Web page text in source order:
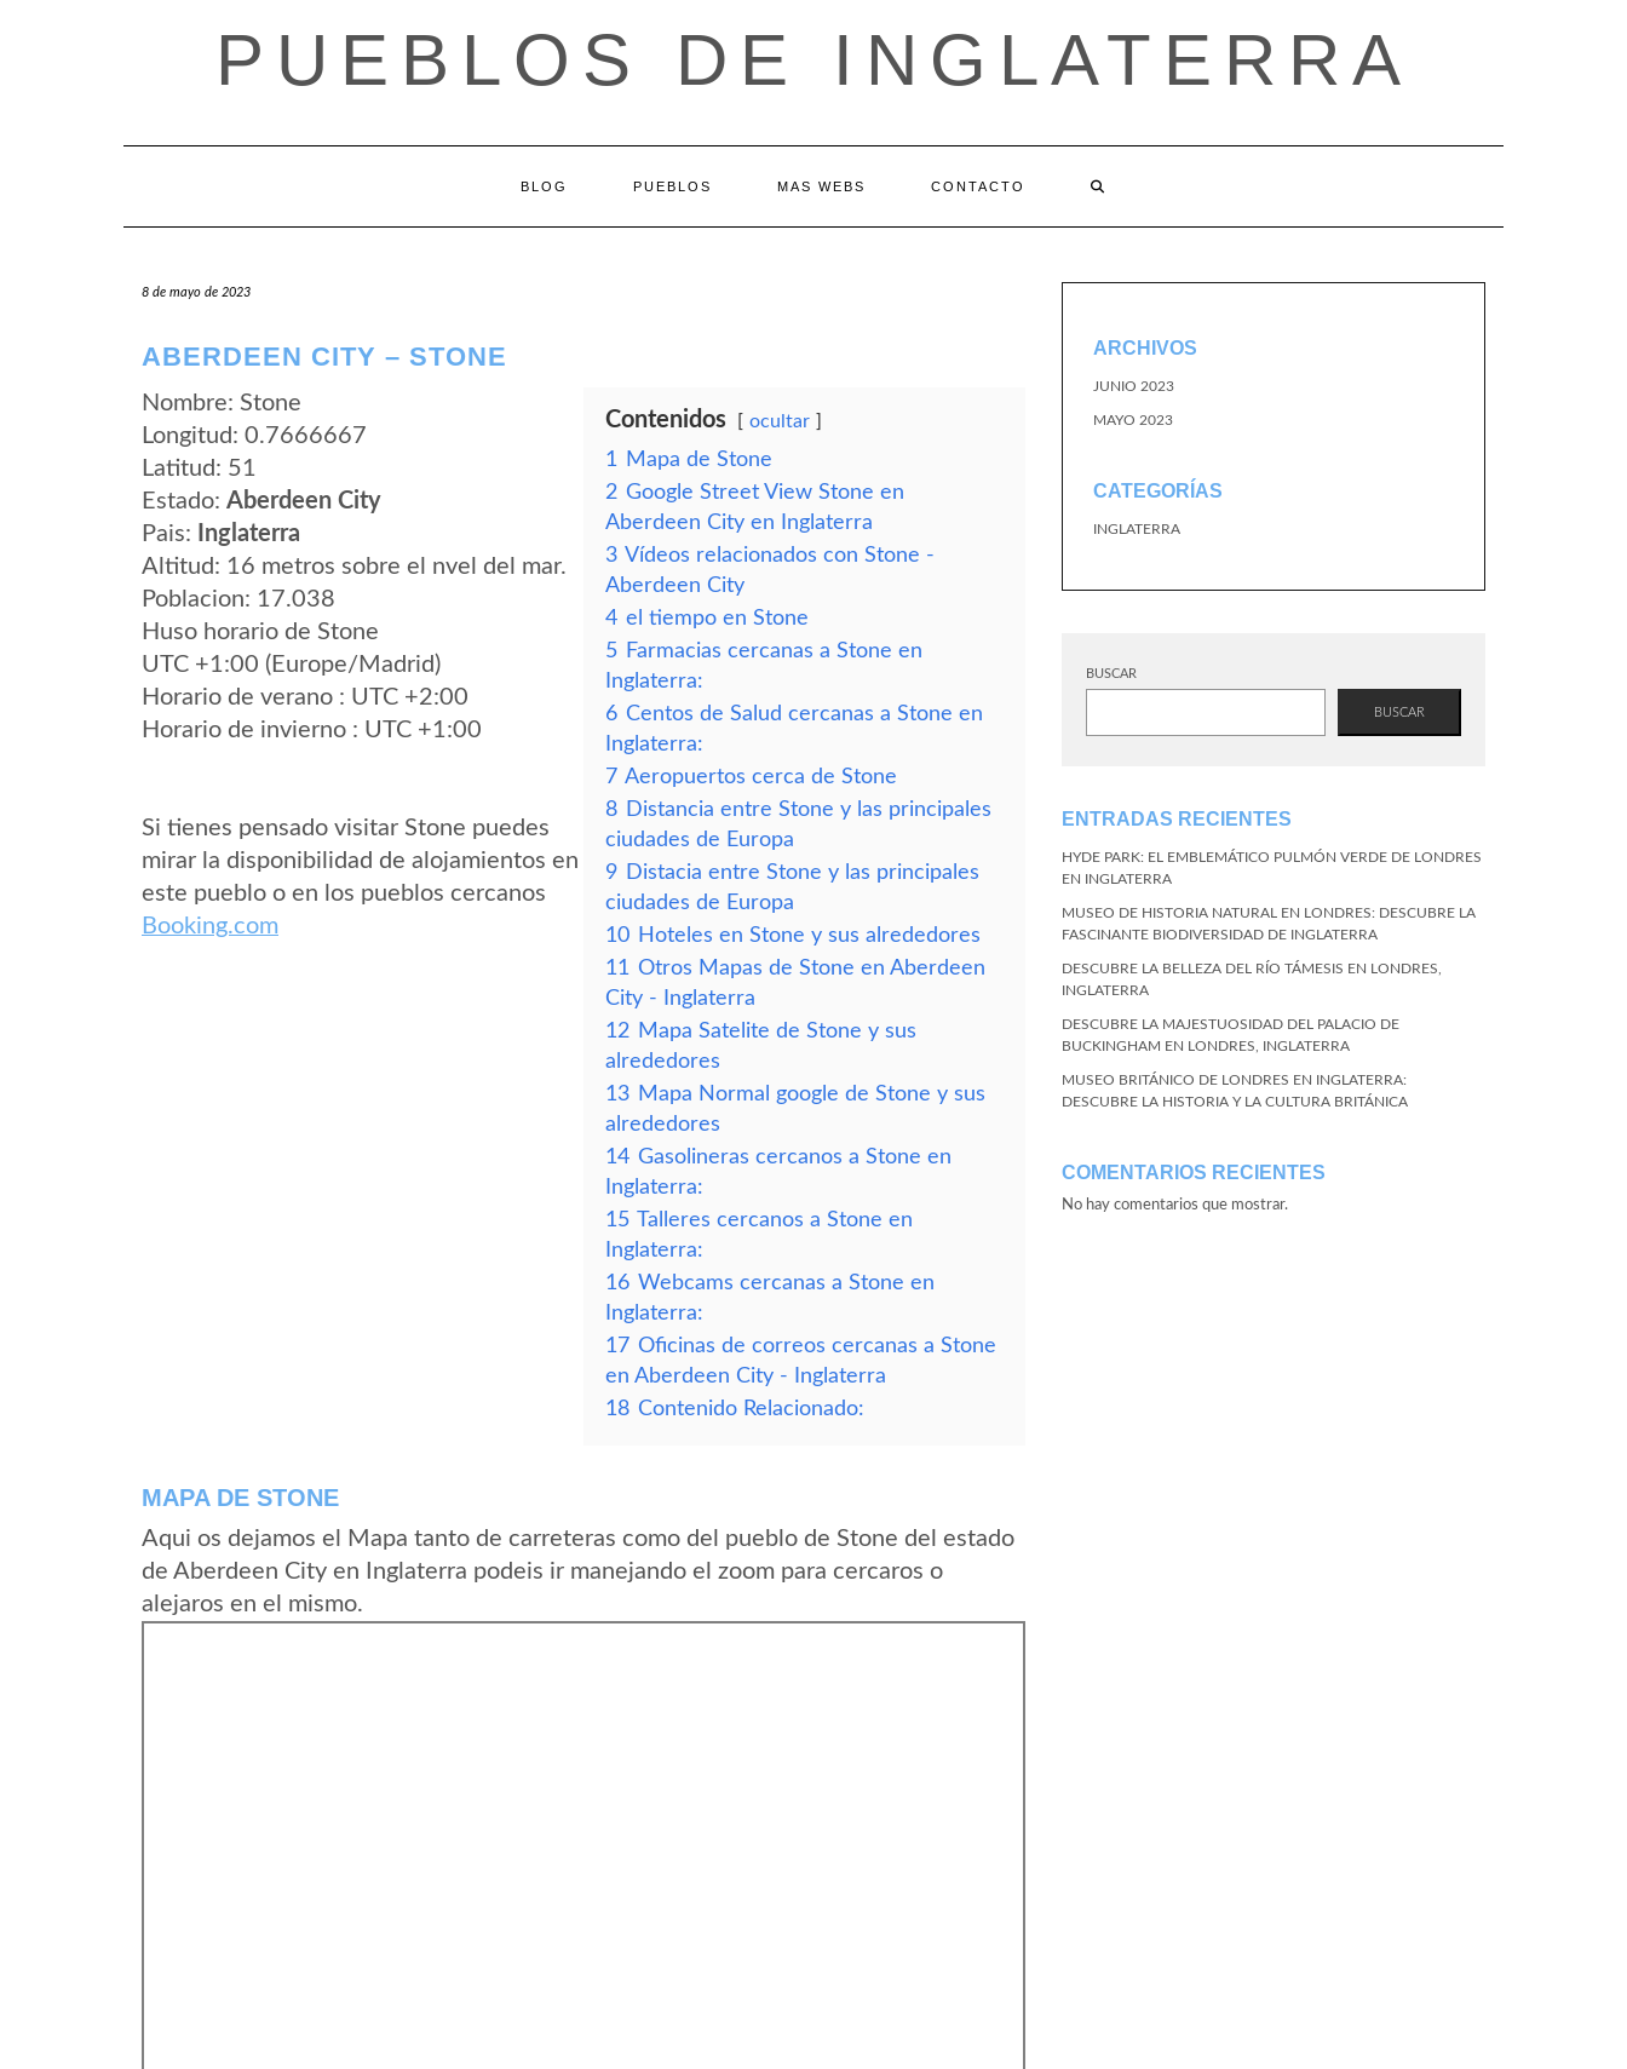
PUEBLOS DE INGLATERRA
BLOG PUEBLOS MAS WEBS CONTACTO
8 de mayo de 2023
ABERDEEN CITY – STONE
Nombre: Stone
Longitud: 0.7666667
Latitud: 51
Estado: Aberdeen City
Pais:
Inglaterra
Altitud: 16 metros sobre el nvel del mar.
Poblacion: 17.038
Huso horario de Stone
UTC +1:00 (Europe/Madrid)
Horario de verano : UTC +2:00
Horario de invierno : UTC +1:00
Si tienes pensado visitar Stone puedes
mirar la disponibilidad de alojamientos en
este pueblo o en los pueblos cercanos
Booking.com
Contenidos ocultar
1
Mapa de Stone
2 Google Street View Stone en
Aberdeen City en Inglaterra
3 Vídeos relacionados con Stone -
Aberdeen City
4 el tiempo en Stone
5 Farmacias cercanas a Stone en
Inglaterra:
6 Centos de Salud cercanas a Stone en
Inglaterra:
7 Aeropuertos cerca de Stone
8 Distancia entre Stone y las principales
ciudades de Europa
9 Distacia entre Stone y las principales
ciudades de Europa
10 Hoteles en Stone y sus alrededores
11 Otros Mapas de Stone en Aberdeen
City - Inglaterra
12 Mapa Satelite de Stone y sus
alrededores
13 Mapa Normal google de Stone y sus
alrededores
14 Gasolineras cercanos a Stone en
Inglaterra:
15 Talleres cercanos a Stone en
Inglaterra:
16 Webcams cercanas a Stone en
Inglaterra:
17 Oficinas de correos cercanas a Stone
en Aberdeen City - Inglaterra
18 Contenido Relacionado:
MAPA DE STONE
Aqui os dejamos el Mapa tanto de carreteras como del pueblo de Stone del estado
de Aberdeen City en Inglaterra podeis ir manejando el zoom para cercaros o
alejaros en el mismo.
ARCHIVOS
JUNIO 2023
MAYO 2023
CATEGORÍAS
INGLATERRA
BUSCAR
BUSCAR
ENTRADAS RECIENTES
HYDE PARK: EL EMBLEMÁTICO PULMÓN VERDE DE LONDRES
EN INGLATERRA
MUSEO DE HISTORIA NATURAL EN LONDRES: DESCUBRE LA
FASCINANTE BIODIVERSIDAD DE INGLATERRA
DESCUBRE LA BELLEZA DEL RÍO TÁMESIS EN LONDRES,
INGLATERRA
DESCUBRE LA MAJESTUOSIDAD DEL PALACIO DE
BUCKINGHAM EN LONDRES, INGLATERRA
MUSEO BRITÁNICO DE LONDRES EN INGLATERRA:
DESCUBRE LA HISTORIA Y LA CULTURA BRITÁNICA
COMENTARIOS RECIENTES
No hay comentarios que mostrar.